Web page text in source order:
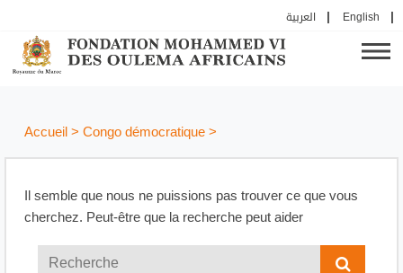
العربية English
Accueil> Congo démocratique>
Il semble que nous ne puissions pas trouver ce que vous
cherchez. Peut-être que la recherche peut aider